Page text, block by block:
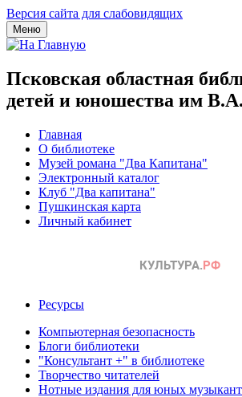
Версия сайта для слабовидящих
Меню
Псковская областная
детей и юношества им
Главная
О библиотеке
Музей романа "Два Капитана"
Электронный каталог
Клуб "Два капитана"
Пушкинская карта
Личный кабинет
Ресурсы
Компьютерная безопасность
Блоги библиотеки
"Консультант +" в библиотеке
Творчество читателей
Нотные издания для юных